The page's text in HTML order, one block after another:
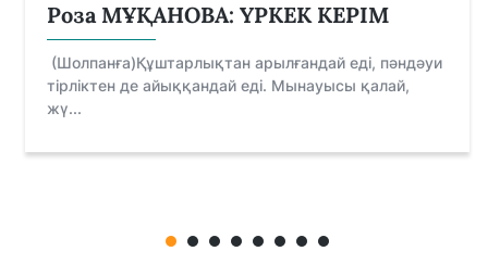
Роза МҰҚАНОВА: ҮРКЕК КЕРІМ
(Шолпанға)Құштарлықтан арылғандай еді, пәндәуи
тірліктен де айыққандай еді. Мынауысы қалай,
жү...